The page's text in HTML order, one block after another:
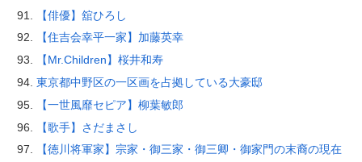
【俳優】舘ひろし
【住吉会幸平一家】加藤英幸
【Mr.Children】桜井和寿
東京都中野区の一区画を占拠している大豪邸
【一世風靡セピア】柳葉敏郎
【歌手】さだまさし
【徳川将軍家】宗家・御三家・御三卿・御家門の末裔の現在